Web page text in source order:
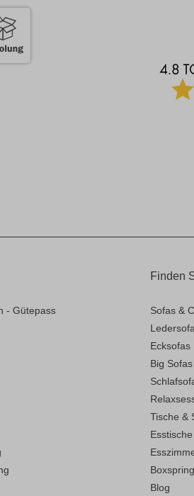
- Gütepass
Finden
Sofas &
Ecksofas
Big Sofas
Tische &
Esstische
Blog